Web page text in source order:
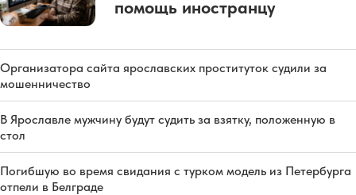
помощь иностранцу
Организатора сайта ярославских проституток судили за
мошенничество
В Ярославле мужчину будут судить за взятку, положенную в
стол
Погибшую во время свидания с турком модель из Петербурга
отпели в Белграде